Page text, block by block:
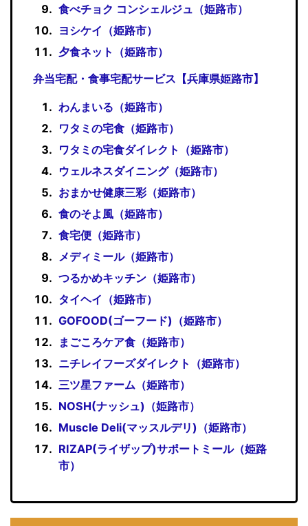
食べチョク コンシェルジュ（姫路市）
ヨシケイ（姫路市）
夕食ネット（姫路市）
弁当宅配・食事宅配サービス【兵庫県姫路市】
わんまいる（姫路市）
ワタミの宅食（姫路市）
ワタミの宅食ダイレクト（姫路市）
ウェルネスダイニング（姫路市）
おまかせ健康三彩（姫路市）
食のそよ風（姫路市）
食宅便（姫路市）
メディミール（姫路市）
つるかめキッチン（姫路市）
タイヘイ（姫路市）
GOFOOD(ゴーフード)（姫路市）
まごころケア食（姫路市）
ニチレイフーズダイレクト（姫路市）
三ツ星ファーム（姫路市）
NOSH(ナッシュ)（姫路市）
Muscle Deli(マッスルデリ)（姫路市）
RIZAP(ライザップ)サポートミール（姫路
市）